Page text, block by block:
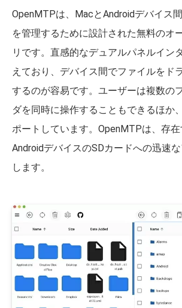
OpenMTPは、MacとAndroidデバイス
を管理するために設計された無料のオ
リです。直感的なデュアルパネルイン
えており、デバイス間でファイルをド
するのが容易です。ユーザーは複数の
ダを同時に操作することもできるほか
ポートしています。OpenMTPは、存
AndroidデバイスのSDカードへの迅速
します。